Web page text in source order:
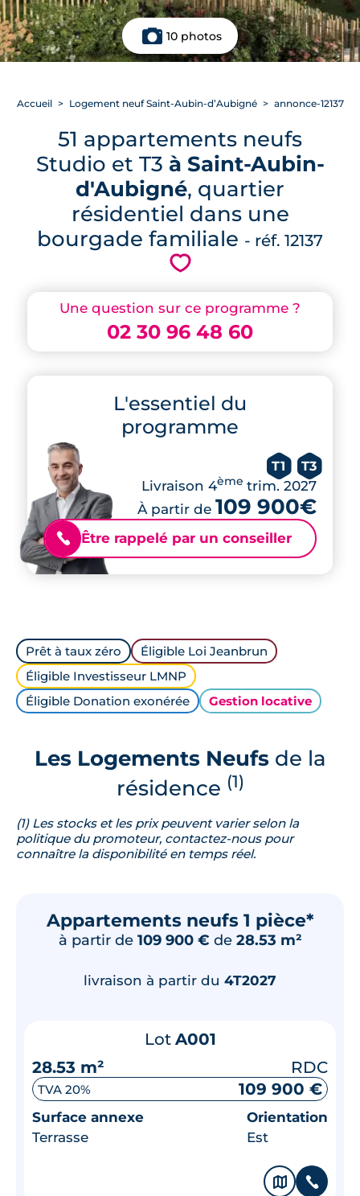
10 photos
Une question sur ce programme ?
02 30 96 48 60
L'essentiel du
programme
T1 T3
Livraison 4ème trim. 2027
À partir de 109 900€
📞 Être rappelé par un conseiller
Accueil Logement neuf Saint-Aubin-d’Aubigné annonce-12137
51 appartements neufs
Studio et T3 à Saint-Aubin-
d'Aubigné, quartier
résidentiel dans une
bourgade familiale - réf. 12137
💗
Prêt à taux zéro
Éligible Loi Jeanbrun
Éligible Investisseur LMNP
Éligible Donation exonérée
Gestion locative
Les Logements Neufsde la
résidence (1)
(1) Les stocks et les prix peuvent varier selon la
politique du promoteur, contactez-nous pour
connaître la disponibilité en temps réel.
Appartements neufs 1 pièce*
à partir de 109 900 € de 28.53 m²
livraison à partir du 4T2027
Lot A001
28.53 m²
RDC
TVA 20% 109 900 €
Surface annexe
Terrasse
Orientation
Est
🗞 📞